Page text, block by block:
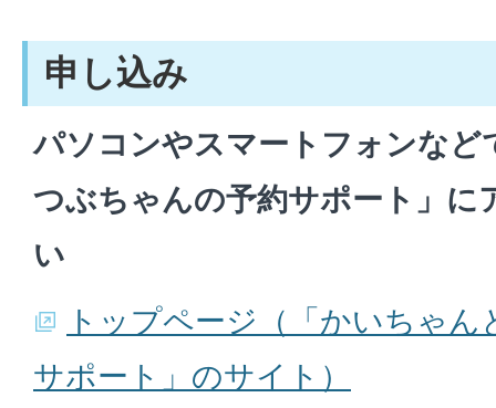
申し込み
パソコンやスマートフォンなど
つぶちゃんの予約サポート」に
い
トップページ（「かいちゃ
サポート」のサイト）